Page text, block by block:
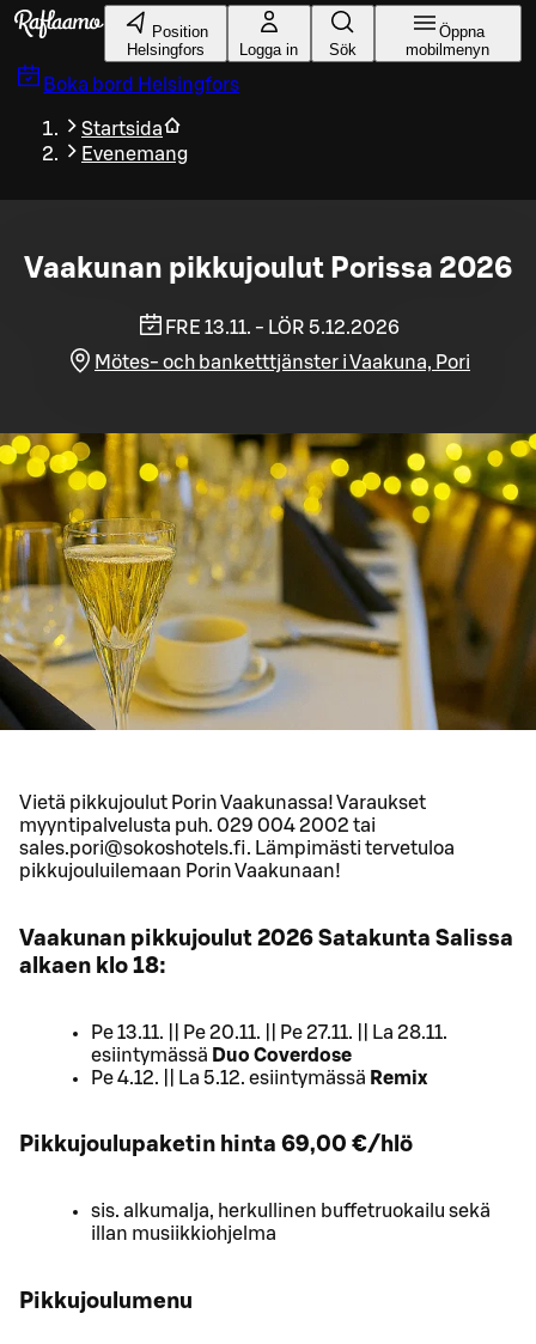
Gå till huvudinnehållet
Position
Helsingfors
Logga in Sök
Öppna
mobilmenyn
Boka bord Helsingfors
Startsida
Evenemang
Vaakunan pikkujoulut Porissa 2026
FRE 13.11. - LÖR 5.12.2026
Mötes- och banketttjänster i Vaakuna, Pori
Vietä pikkujoulut Porin Vaakunassa! Varaukset
myyntipalvelusta puh. 029 004 2002 tai
sales.pori@sokoshotels.fi. Lämpimästi tervetuloa
pikkujouluilemaan Porin Vaakunaan!
Vaakunan pikkujoulut 2026 Satakunta Salissa
alkaen klo 18:
Pe 13.11. || Pe 20.11. || Pe 27.11. || La 28.11.
esiintymässä Duo Coverdose
Pe 4.12. || La 5.12. esiintymässä Remix
Pikkujoulupaketin hinta 69,00 €/hlö
sis. alkumalja, herkullinen buffetruokailu sekä
illan musiikkiohjelma
Pikkujoulumenu